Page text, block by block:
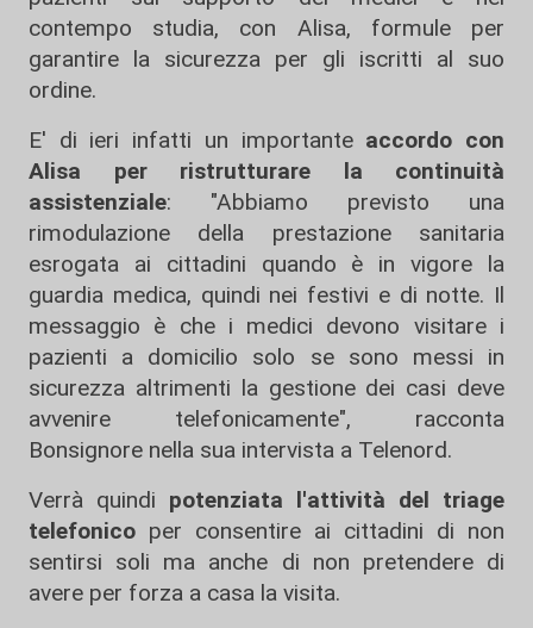
contempo studia, con Alisa, formule per
garantire la sicurezza per gli iscritti al suo
ordine.
E' di ieri infatti un importante accordo con
Alisa per ristrutturare la continuità
assistenziale: "Abbiamo previsto una
rimodulazione della prestazione sanitaria
esrogata ai cittadini quando è in vigore la
guardia medica, quindi nei festivi e di notte. Il
messaggio è che i medici devono visitare i
pazienti a domicilio solo se sono messi in
sicurezza altrimenti la gestione dei casi deve
avvenire telefonicamente", racconta
Bonsignore nella sua intervista a Telenord.
Verrà quindi potenziata l'attività del triage
telefonico per consentire ai cittadini di non
sentirsi soli ma anche di non pretendere di
avere per forza a casa la visita.